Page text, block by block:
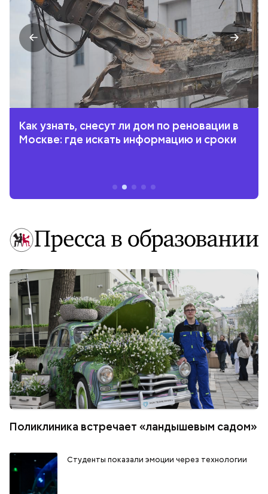
Как узнать, снесут ли дом по реновации в
Москве: где искать информацию и сроки
Поликлиника встречает «ландышевым садом»
Студенты показали эмоции через технологии